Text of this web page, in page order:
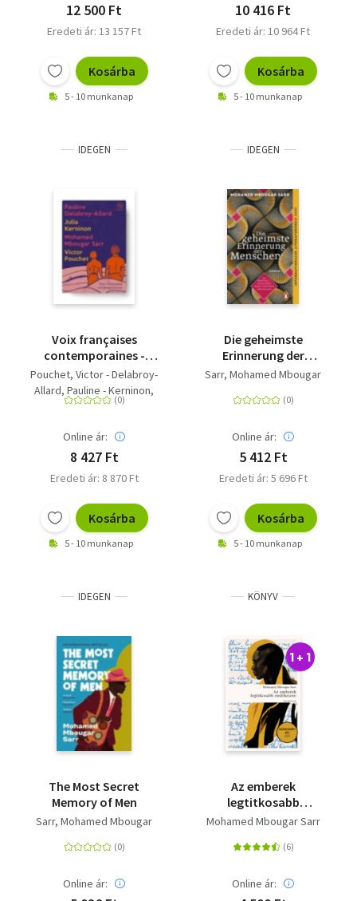
12 500 Ft
Eredeti ár: 13 157 Ft
Kosárba
5 - 10 munkanap
10 416 Ft
Eredeti ár: 10 964 Ft
Kosárba
5 - 10 munkanap
IDEGEN
Voix françaises
contemporaines -
Quatre nouvelles
Pouchet, Victor - Delabroy-
Allard, Pauline - Kerninon,
Julia - Mbougar Sarr,
Online ár:
8 427 Ft
Eredeti ár: 8 870 Ft
Kosárba
5 - 10 munkanap
IDEGEN
Die geheimste
Erinnerung der
Menschen - Roman.
und Internationaler
Sarr, Mohamed Mbougar
Online ár:
5 412 Ft
Eredeti ár: 5 696 Ft
Kosárba
5 - 10 munkanap
IDEGEN
The Most Secret
Memory of Men
Sarr, Mohamed Mbougar
Online ár:
KÖNYV
1 + 1
Az emberek
legtitkosabb
emlékezete
Mohamed Mbougar Sarr
Online ár: